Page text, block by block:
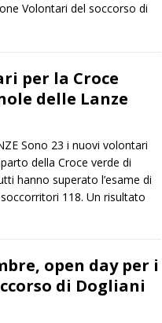
le “Notti del vino”
ALBA
per l’Eccellenza” BRA
Volontari del soccorso di
per la Croce
delle Lanze
Sono 23 i nuovi volontari
della Croce verde di
hanno superato l’esame di
118. Un risultato
open day per i
di Dogliani